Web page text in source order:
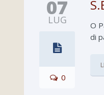
07
LUG
0
O
di